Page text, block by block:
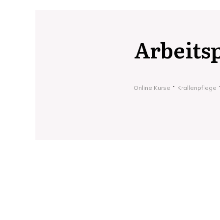
Online Kurse Krallenpflege